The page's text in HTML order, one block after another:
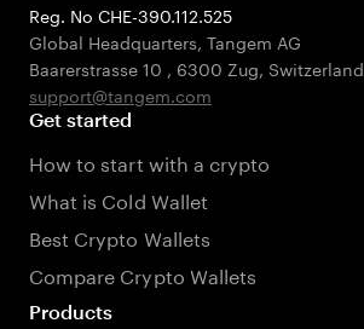
Reg. No CHE-390.112.525
Global Headquarters, Tangem AG
Baarerstrasse 10 , 6300 Zug, Switzerland
support@tangem.com
Get started
How to start with a crypto
What is Cold Wallet
Best Crypto Wallets
Compare Crypto Wallets
Products